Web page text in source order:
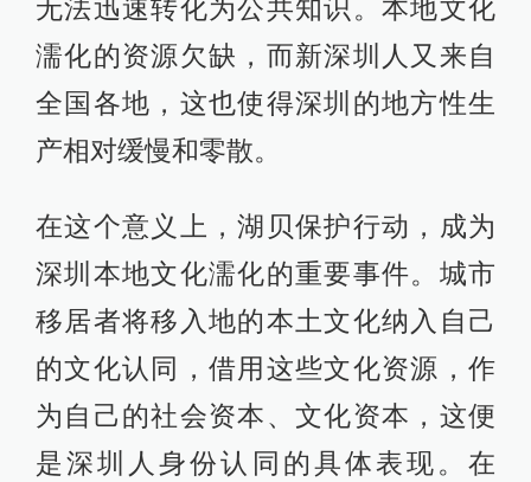
无法迅速转化为公共知识。本地文化
濡化的资源欠缺，而新深圳人又来自
全国各地，这也使得深圳的地方性生
产相对缓慢和零散。
在这个意义上，湖贝保护行动，成为
深圳本地文化濡化的重要事件。城市
移居者将移入地的本土文化纳入自己
的文化认同，借用这些文化资源，作
为自己的社会资本、文化资本，这便
是深圳人身份认同的具体表现。在